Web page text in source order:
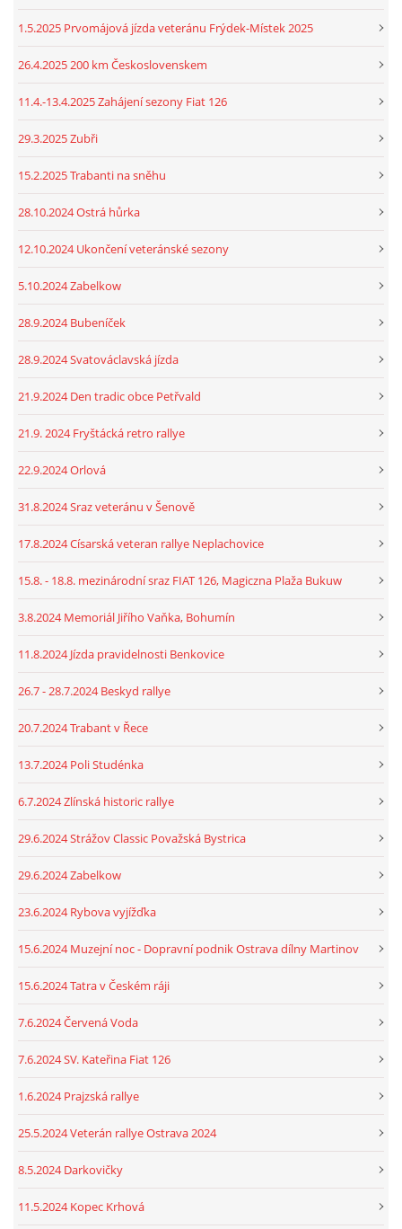
1.5.2025 Prvomájová jízda veteránu Frýdek-Místek 2025
26.4.2025 200 km Československem
11.4.-13.4.2025 Zahájení sezony Fiat 126
29.3.2025 Zubři
15.2.2025 Trabanti na sněhu
28.10.2024 Ostrá hůrka
12.10.2024 Ukončení veteránské sezony
5.10.2024 Zabelkow
28.9.2024 Bubeníček
28.9.2024 Svatováclavská jízda
21.9.2024 Den tradic obce Petřvald
21.9. 2024 Fryštácká retro rallye
22.9.2024 Orlová
31.8.2024 Sraz veteránu v Šenově
17.8.2024 Císarská veteran rallye Neplachovice
15.8. - 18.8. mezinárodní sraz FIAT 126, Magiczna Plaža Bukuw
3.8.2024 Memoriál Jiřího Vaňka, Bohumín
11.8.2024 Jízda pravidelnosti Benkovice
26.7 - 28.7.2024 Beskyd rallye
20.7.2024 Trabant v Řece
13.7.2024 Poli Studénka
6.7.2024 Zlínská historic rallye
29.6.2024 Strážov Classic Považská Bystrica
29.6.2024 Zabelkow
23.6.2024 Rybova vyjížďka
15.6.2024 Muzejní noc - Dopravní podnik Ostrava dílny Martinov
15.6.2024 Tatra v Českém ráji
7.6.2024 Červená Voda
7.6.2024 SV. Kateřina Fiat 126
1.6.2024 Prajzská rallye
25.5.2024 Veterán rallye Ostrava 2024
8.5.2024 Darkovičky
11.5.2024 Kopec Krhová